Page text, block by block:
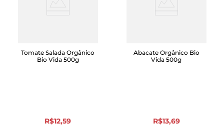
Tomate Salada Orgânico
Bio Vida 500g
R$12,59
Abacate Orgânico Bio
Vida 500g
R$13,69